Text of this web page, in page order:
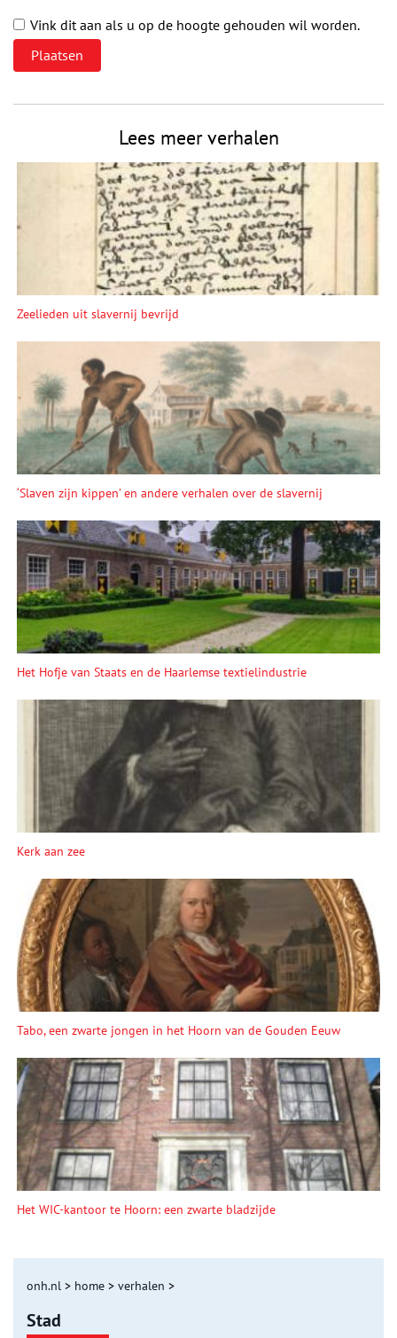
Vink dit aan als u op de hoogte gehouden wil worden.
Lees meer verhalen
Zeelieden uit slavernij bevrijd
‘Slaven zijn kippen’ en andere verhalen over de slavernij
Het Hofje van Staats en de Haarlemse textielindustrie
Kerk aan zee
Tabo, een zwarte jongen in het Hoorn van de Gouden Eeuw
Het WIC-kantoor te Hoorn: een zwarte bladzijde
onh.nl > home > verhalen >
Stad